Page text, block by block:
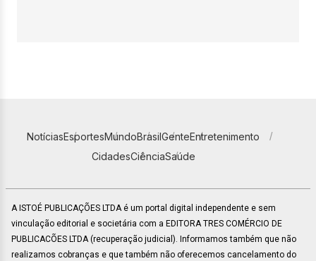
NotíciasEsportesMundoBrasilGenteEntretenimento
CidadesCiênciaSaúde
A ISTOÉ PUBLICAÇÕES LTDA é um portal digital independente e sem
vinculação editorial e societária com a EDITORA TRES COMÉRCIO DE
PUBLICACÕES LTDA (recuperação judicial). Informamos também que não
realizamos cobranças e que também não oferecemos cancelamento do